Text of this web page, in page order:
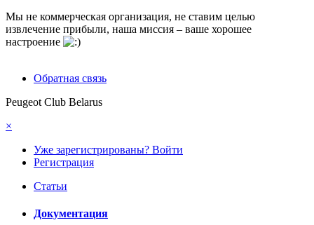
Мы не коммерческая организация, не ставим целью
извлечение прибыли, наша миссия – ваше хорошее
настроение
Обратная связь
Peugeot Club Belarus
×
Уже зарегистрированы? Войти
Регистрация
Статьи
Документация